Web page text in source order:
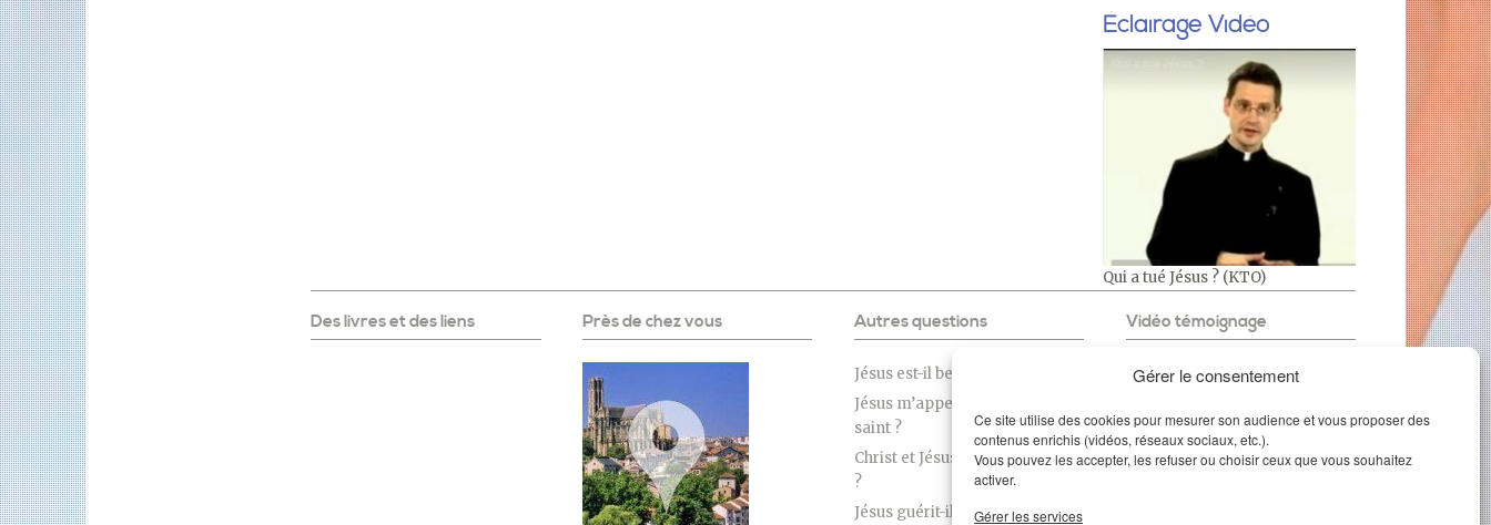
Gérer le consentement
Ce site utilise des cookies pour mesurer son audience et vous proposer des
contenus enrichis (vidéos, réseaux sociaux, etc.).
Vous pouvez les accepter, les refuser ou choisir ceux que vous souhaitez
activer.
Gérer les services
Éclairage Vidéo
Qui a tué Jésus ? (KTO)
Des livres et des liens Près de chez vous Autres questions
Jésus est-il beau ?
Jésus m’appelle-t-il à devenir
saint ?
Christ et Jésus, est-ce le même
?
Jésus guérit-il encore
Vidéo témoignage